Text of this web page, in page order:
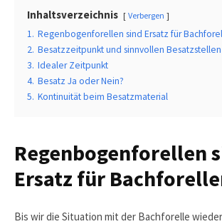
Inhaltsverzeichnis Verbergen
1. Regenbogenforellen sind Ersatz für
2. Besatzzeitpunkt und sinnvollen Besatzstellen
3. Idealer Zeitpunkt
4. Besatz Ja oder Nein?
5. Kontinuität beim Besatzmaterial
Regenbogenforellen
Ersatz für
Bis wir die Situation mit der Bachforelle